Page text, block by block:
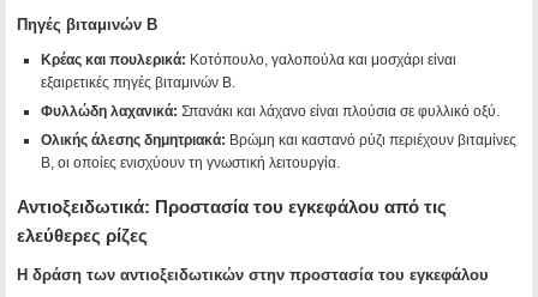
Πηγές βιταμινών Β
Κρέας και πουλερικά: Κοτόπουλο, γαλοπούλα και μοσχάρι είναι
εξαιρετικές πηγές βιταμινών Β.
Φυλλώδη λαχανικά: Σπανάκι και λάχανο είναι πλούσια σε φυλλικό οξύ.
Ολικής άλεσης δημητριακά: Βρώμη και καστανό ρύζι περιέχουν βιταμίνες
Β, οι οποίες ενισχύουν τη γνωστική λειτουργία.
Αντιοξειδωτικά: Προστασία του εγκεφάλου από τις
ελεύθερες ρίζες
Η δράση των αντιοξειδωτικών στην προστασία του εγκεφάλου